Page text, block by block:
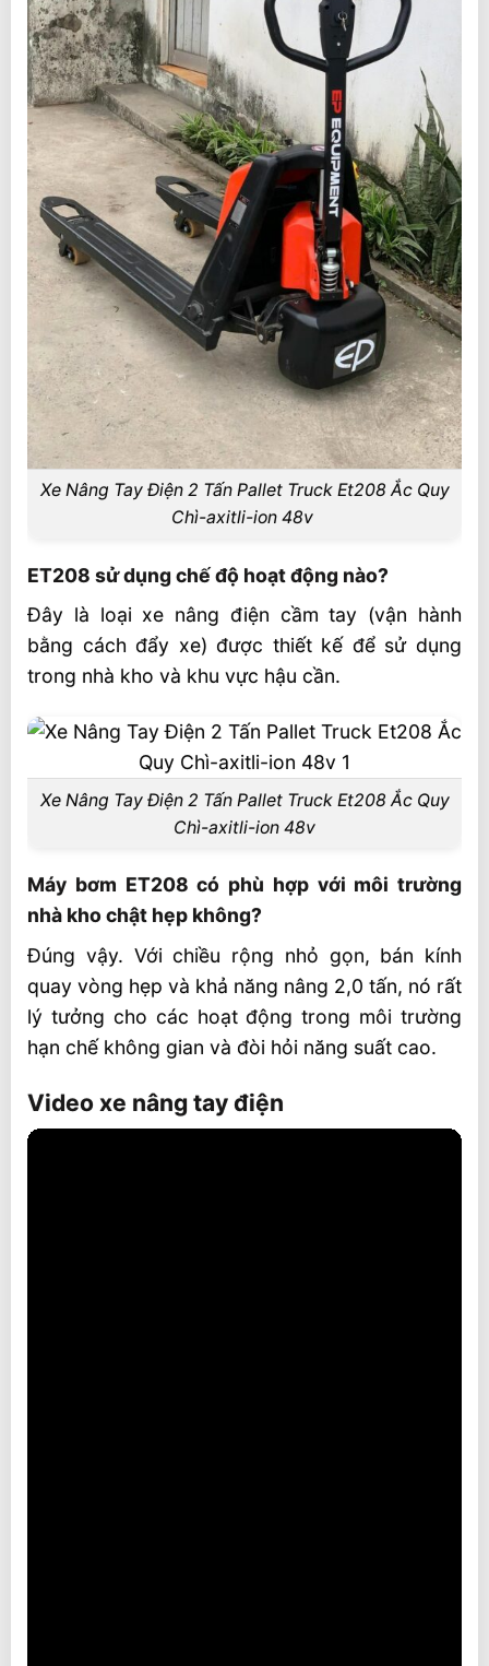
Xe Nâng Tay Điện 2 Tấn Pallet Truck Et208 Ắc Quy
Chì-axitli-ion 48v
ET208 sử dụng chế độ hoạt động nào?
Đây là loại xe nâng điện cầm tay (vận hành
bằng cách đẩy xe) được thiết kế để sử dụng
trong nhà kho và khu vực hậu cần.
Xe Nâng Tay Điện 2 Tấn Pallet Truck Et208 Ắc Quy
Chì-axitli-ion 48v
Máy bơm ET208 có phù hợp với môi trường
nhà kho chật hẹp không?
Đúng vậy. Với chiều rộng nhỏ gọn, bán kính
quay vòng hẹp và khả năng nâng 2,0 tấn, nó rất
lý tưởng cho các hoạt động trong môi trường
hạn chế không gian và đòi hỏi năng suất cao.
Video xe nâng tay điện